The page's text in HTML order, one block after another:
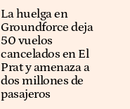
La huelga en
Groundforce deja
50 vuelos
cancelados en El
Prat y amenaza a
dos millones de
pasajeros